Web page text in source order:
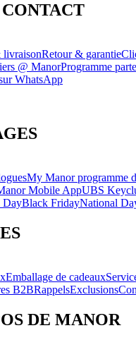
livraisonRetour & garantie
@ ManorProgramme
WhatsApp
My Manor programme
Mobile AppUBS
DayBlack FridayNational
Emballage de cadeaux
B2BRappelsExclusions
DE MANOR